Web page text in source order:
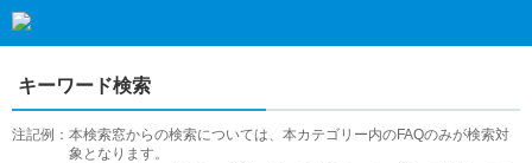
キーワード検索
注記例： 本検索窓からの検索については、本カテゴリー内のFAQのみが検索対
象となります。